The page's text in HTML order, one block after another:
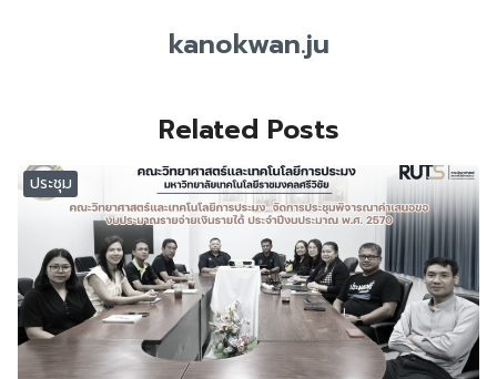
kanokwan.ju
Related Posts
ประชุม